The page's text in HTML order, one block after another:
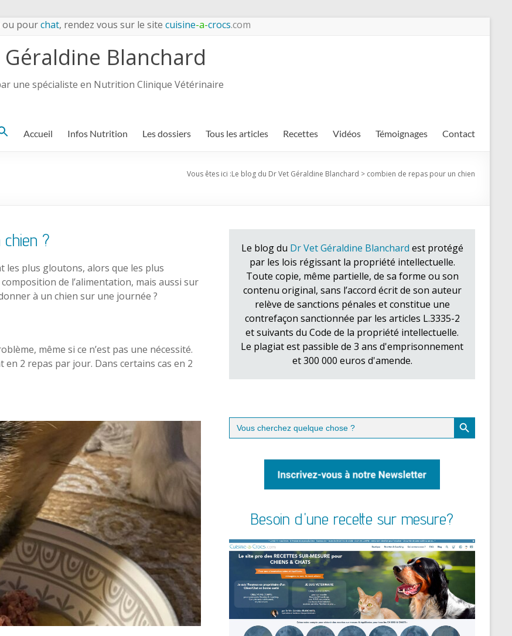
ou pourchat, rendez vous sur le site cuisine-a-crocs.com
Blanchard
une spécialiste en Nutrition Clinique Vétérinaire
Accueil Infos Nutrition Les dossiers Tous les articles Recettes Vidéos Témoignages Contact
Vous êtes ici :Le blog du Dr Vet Géraldine Blanchard > combien de repas pour un chien
?
les plus gloutons, alors que les plus
de l’alimentation, mais aussi sur
à un chien sur une journée ?
même si ce n’est pas une nécessité.
2 repas par jour. Dans certains cas en 2
Le blog du Dr Vet Géraldine Blanchard est protégé
par les lois régissant la propriété intellectuelle.
Toute copie, même partielle, de sa forme ou son
contenu original, sans l’accord écrit de son auteur
relève de sanctions pénales et constitue une
contrefaçon sanctionnée par les articles L.3335-2
et suivants du Code de la propriété intellectuelle.
Le plagiat est passible de 3 ans d'emprisonnement
et 300 000 euros d'amende.
Search
for:
Search Button
Besoin d'une recette sur mesure?